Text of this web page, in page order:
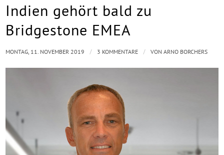
Indien gehört bald zu
Bridgestone EMEA
MONTAG, 11. NOVEMBER 2019 / 3 KOMMENTARE / VONARNO BORCHERS
sagt:
sagt:
sagt: